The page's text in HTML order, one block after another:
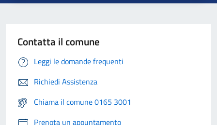
Contatta il comune
Leggi le domande frequenti
Richiedi Assistenza
Chiama il comune 0165 3001
Prenota un appuntamento